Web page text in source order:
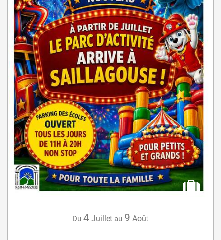
Du 4 Juillet au 9 Août